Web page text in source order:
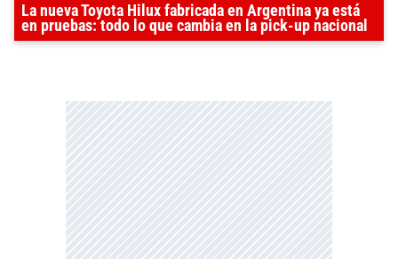
La nueva Toyota Hilux fabricada en Argentina ya está
en pruebas: todo lo que cambia en la pick-up nacional